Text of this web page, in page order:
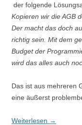
der folgende
Kopieren wir die AGB
Der macht das doch
richtig sein. Mit dem
Budget der
wird das alles auch
Das ist aus mehreren
eine äußerst
Weiterlesen →